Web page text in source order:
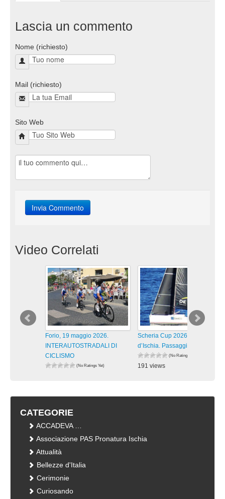
Lascia un commento
Nome (richiesto)
Mail (richiesto)
Sito Web
Video Correlati
Forio, 19 maggio 2026.
INTERAUTOSTRADALI DI
CICLISMO
(No Ratings Yet)
Scheria Cup 2026 Isola
d’Ischia. Passaggi lungo la
(No Ratings Yet)
191 views
CATEGORIE
ACCADEVA …
Associazione PAS Pronatura Ischia
Attualità
Bellezze d'Italia
Cerimonie
Curiosando